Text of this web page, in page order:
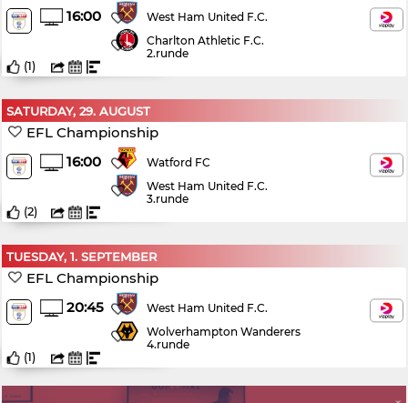
16:00
West Ham United F.C.
Charlton Athletic F.C.
2.runde
(1)
SATURDAY, 29. AUGUST
EFL Championship
16:00
Watford FC
West Ham United F.C.
3.runde
(2)
TUESDAY, 1. SEPTEMBER
EFL Championship
20:45
West Ham United F.C.
Wolverhampton Wanderers
4.runde
(1)